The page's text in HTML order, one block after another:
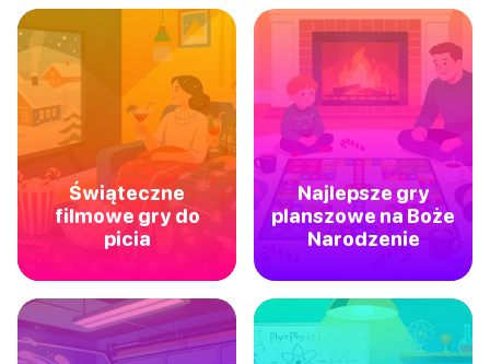
Świąteczne
filmowe gry do
picia
Najlepsze gry
planszowe na Boże
Narodzenie